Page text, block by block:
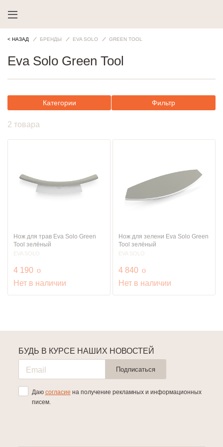
< НАЗАД БРЕНДЫ EVA SOLO GREEN TOOL
Eva Solo Green Tool
Категории Фильтр
2 товара
Нож для трав Eva Solo Green
Tool зелёный
EVA SOLO
4 190 руб.
o
Нет в наличии
Нож для зелени Eva Solo Green
Tool зелёный
EVA SOLO
4 840 руб.
o
Нет в наличии
БУДЬ В КУРСЕ НАШИХ НОВОСТЕЙ
Подписаться
Даю согласие на получение рекламных и информационных
писем.